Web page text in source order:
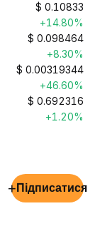
$ 0.10833
+14.80%
$ 0.098464
+8.30%
$ 0.00319344
+46.60%
$ 0.692316
+1.20%
+ Підписатися